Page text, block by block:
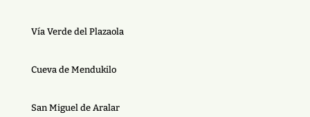
Vía Verde del Plazaola
Cueva de Mendukilo
San Miguel de Aralar